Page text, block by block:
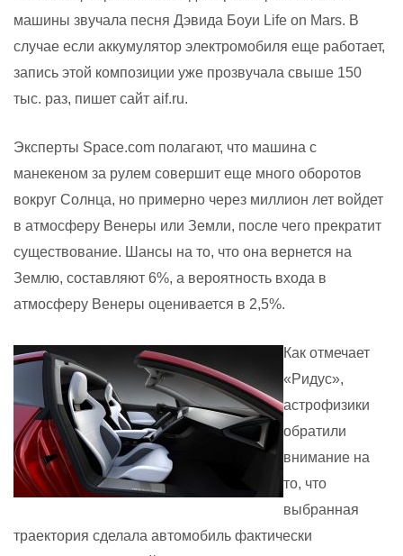
машины звучала песня Дэвида Боуи Life on Mars. В
случае если аккумулятор электромобиля еще работает,
запись этой композиции уже прозвучала свыше 150
тыс. раз, пишет сайт aif.ru.
Эксперты Space.com полагают, что машина с
манекеном за рулем совершит еще много оборотов
вокруг Солнца, но примерно через миллион лет войдет
в атмосферу Венеры или Земли, после чего прекратит
существование. Шансы на то, что она вернется на
Землю, составляют 6%, а вероятность входа в
атмосферу Венеры оценивается в 2,5%.
Как отмечает
«Ридус»,
астрофизики
обратили
внимание на
то, что
выбранная
траектория сделала автомобиль фактически